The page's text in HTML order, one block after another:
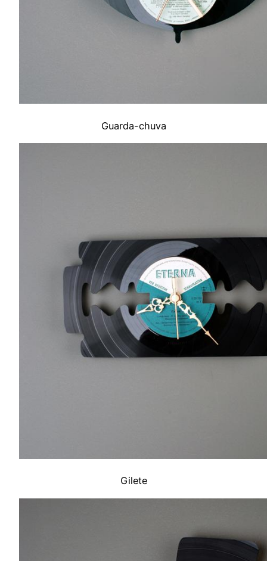
Guarda-chuva
Gilete